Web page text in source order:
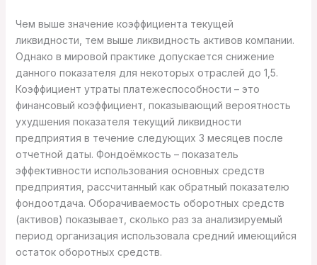
Чем выше значение коэффициента текущей
ликвидности, тем выше ликвидность активов компании.
Однако в мировой практике допускается снижение
данного показателя для некоторых отраслей до 1,5.
Коэффициент утраты платежеспособности – это
финансовый коэффициент, показывающий вероятность
ухудшения показателя текущий ликвидности
предприятия в течение следующих 3 месяцев после
отчетной даты. Фондоёмкость – показатель
эффективности использования основных средств
предприятия, рассчитанный как обратный показателю
фондоотдача. Оборачиваемость оборотных средств
(активов) показывает, сколько раз за анализируемый
период организация использовала средний имеющийся
остаток оборотных средств.